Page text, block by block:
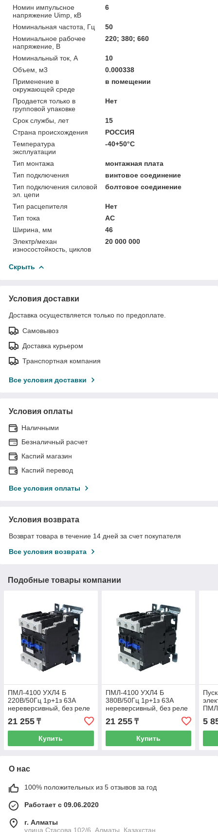
Номин импульсное
напряжение Uimp, кВ
6
Номинальная частота, Гц
50
Номинальное рабочее
напряжение, В
220; 380; 660
Номинальный ток, А
10
Объем, м3
0.000338
Применение в
окружающей среде
в помещении
Продается только в
групповой упаковке
Нет
Срок службы, лет
15
Страна происхождения
РОССИЯ
Температура
эксплуатации
-40+50°C
Тип монтажа
монтажная плата
Тип подключения
винтовое соединение
Тип подключения силовой
эл. цепи
болтовое соединение
Тип расцепителя
Нет
Тип тока
AC
Ширина, мм
46
Электр/механ
износостойкость, циклов
20 000 000
Скрыть
Условия доставки
Доставка осуществляется только по предоплате.
Самовывоз
Доставка курьером
Транспортная компания
Все условия доставки
Условия оплаты
Наличными
Безналичный расчет
Каспий магазин
Каспий перевод
Все условия оплаты
Условия возврата
Возврат товара в течение 14 дней за счет покупателя
Все условия возврата
Подобные товары компании
ПМЛ-4100 УХЛ4 Б
220В/50Гц 1р+1з 63А
нереверсивный, без реле
IP00 пускатель
электромагнитный (ЭТ)
21 255 ₸
Купить
ПМЛ-4100 УХЛ4 Б
380В/50Гц 1р+1з 63А
нереверсивный, без реле
IP00 пускатель
электромагнитный (ЭТ)
21 255₸
Купить
5
О нас
100% положительных из 5 отзывов за год
Работает с 09.06.2020
г. Алматы
улица Стасова 102/6, Алматы, Казахстан